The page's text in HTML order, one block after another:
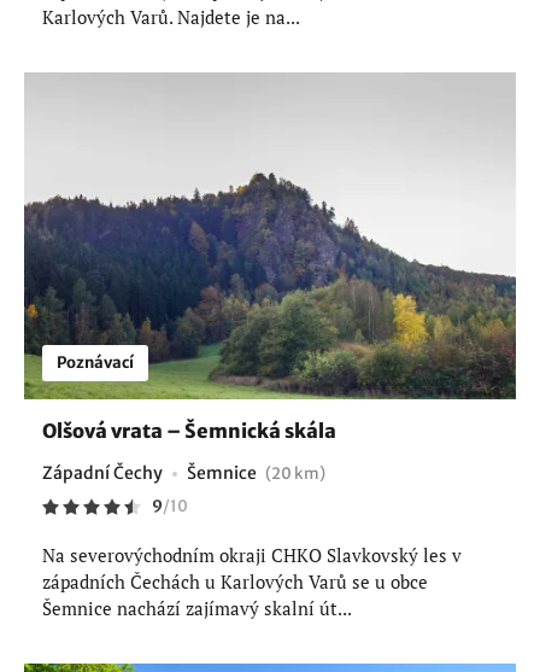
Karlových Varů. Najdete je na...
Poznávací
Olšová vrata – Šemnická skála
Západní Čechy Šemnice (20 km)
9/10
Na severovýchodním okraji CHKO Slavkovský les v
západních Čechách u Karlových Varů se u obce
Šemnice nachází zajímavý skalní út...